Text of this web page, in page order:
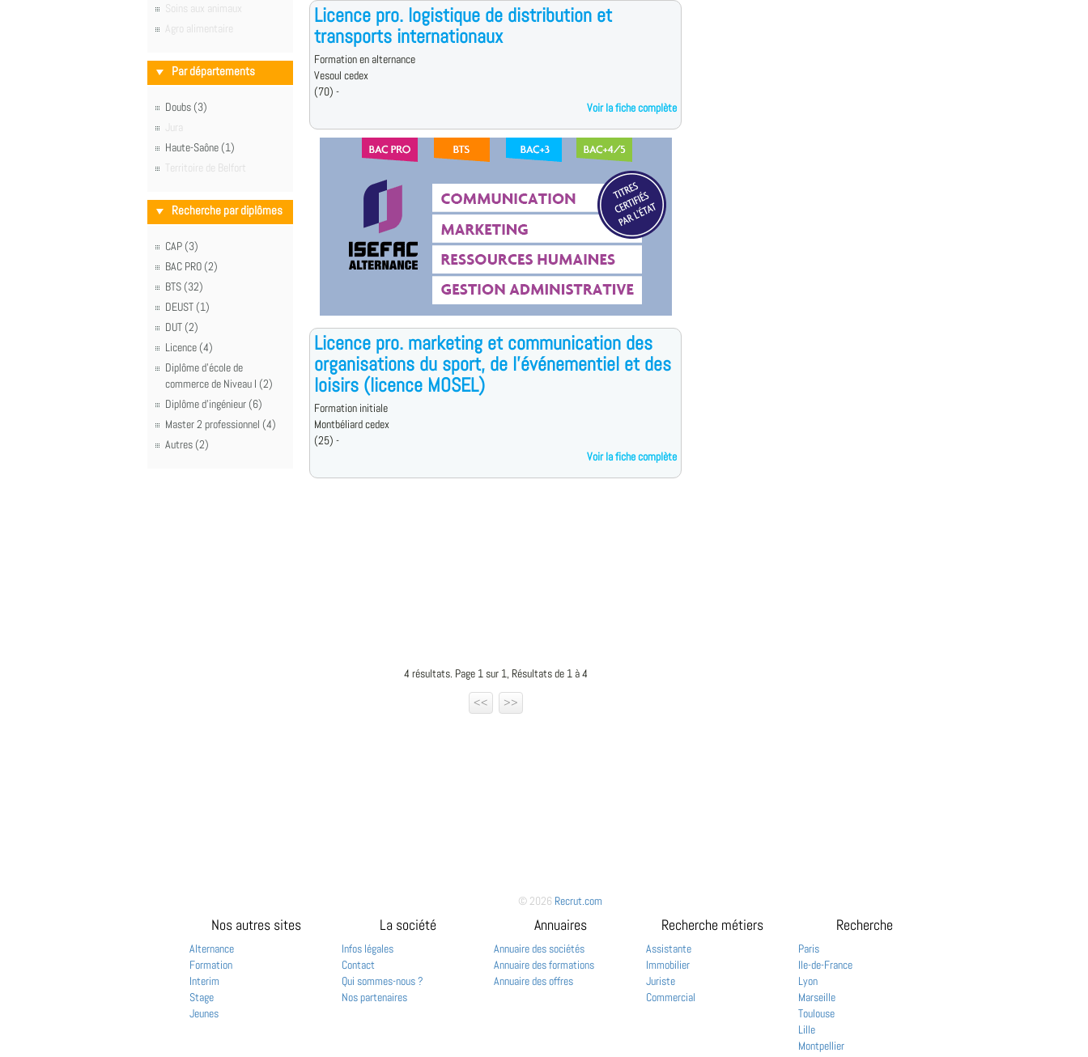
Soins aux animaux
Agro alimentaire
Par départements
Doubs (3)
Jura
Haute-Saône (1)
Territoire de Belfort
Recherche par diplômes
CAP (3)
BAC PRO (2)
BTS (32)
DEUST (1)
DUT (2)
Licence (4)
Diplôme d'école de
commerce de Niveau I (2)
Diplôme d'ingénieur (6)
Master 2 professionnel (4)
Autres (2)
Licence pro. logistique de distribution et
transports internationaux
Formation en alternance
Vesoul cedex
(70) -
Voir la fiche complète
Licence pro. marketing et communication des
organisations du sport, de l'événementiel et des
loisirs (licence MOSEL)
Formation initiale
Montbéliard cedex
(25) -
Voir la fiche complète
4 résultats. Page 1 sur 1, Résultats de 1 à 4
<<
>>
© 2026 Recrut.com
Nos autres sites
Alternance
Formation
Interim
Stage
Jeunes
La société
Infos légales
Contact
Qui sommes-nous ?
Nos partenaires
Annuaires
Annuaire des sociétés
Annuaire des formations
Annuaire des offres
Recherche métiers
Assistante
Immobilier
Juriste
Commercial
Recherche
Paris
Ile-de-France
Lyon
Marseille
Toulouse
Lille
Montpellier